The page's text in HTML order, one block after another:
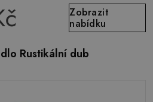
Zobrazit
nabídku
Rustikální dub